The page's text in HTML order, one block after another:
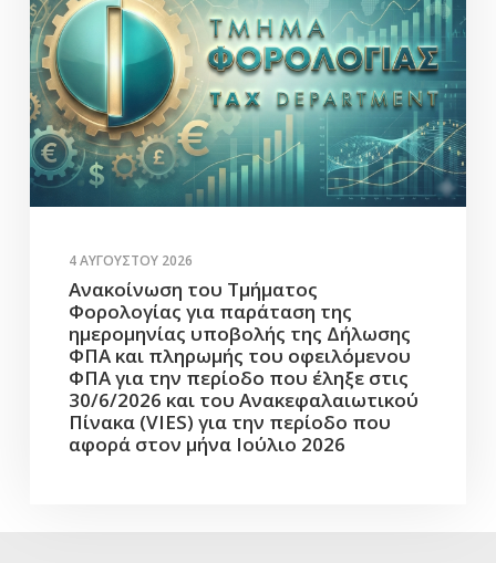
4 ΑΥΓΟΎΣΤΟΥ 2026
Ανακοίνωση του Τμήματος
Φορολογίας για παράταση της
ημερομηνίας υποβολής της Δήλωσης
ΦΠΑ και πληρωμής του οφειλόμενου
ΦΠΑ για την περίοδο που έληξε στις
30/6/2026 και του Ανακεφαλαιωτικού
Πίνακα (VIES) για την περίοδο που
αφορά στον μήνα Ιούλιο 2026